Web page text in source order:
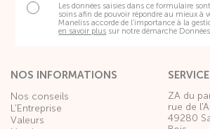
NOS INFORMATIONS
Nos conseils
L'Entreprise
Valeurs
ZA du
rue de
49280
Les données saisies dans ce formulaire
soins afin de pouvoir répondre au mieux à
Maneliss accorde de l’importance à la
en savoir plus sur notre démarche